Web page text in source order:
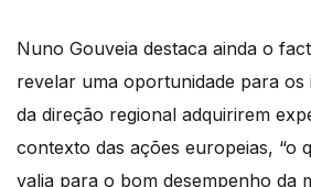
Nuno Gouveia destaca ainda o
revelar uma oportunidade para os
da direção regional adquirirem
contexto das ações europeias, “o
valia para o bom desempenho da